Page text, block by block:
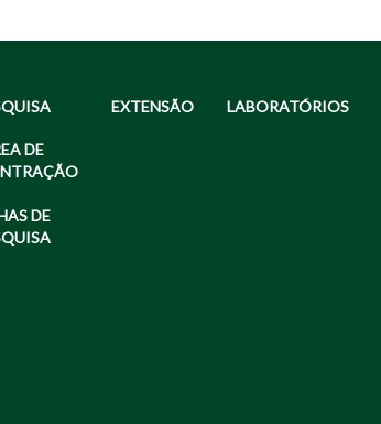
DE
DE
EXTENSÃO LABORATÓRIOS